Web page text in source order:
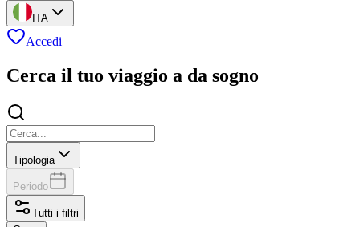
ITA
Accedi
Cerca il tuo viaggio a da sogno
Tipologia
Periodo
Tutti i filtri